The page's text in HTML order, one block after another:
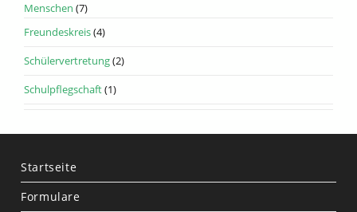
Menschen (7)
Freundeskreis(4)
Schülervertretung(2)
Schulpflegschaft(1)
Startseite
Formulare